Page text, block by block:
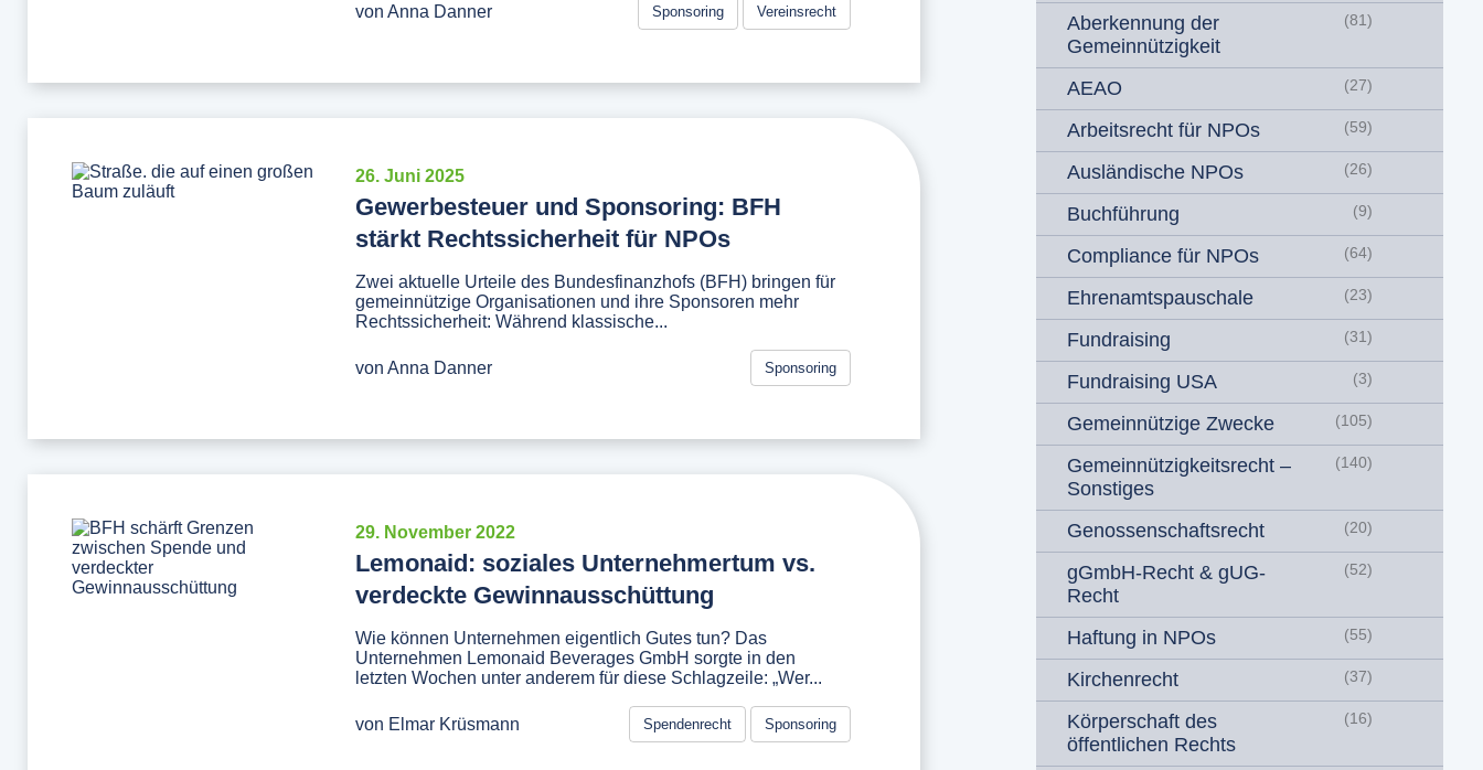
von Anna Danner Sponsoring Vereinsrecht
26. Juni 2025
Gewerbesteuer und Sponsoring: BFH
stärkt Rechtssicherheit für NPOs
Zwei aktuelle Urteile des Bundesfinanzhofs (BFH) bringen für
gemeinnützige Organisationen und ihre Sponsoren mehr
Rechtssicherheit: Während klassische...
von Anna Danner Sponsoring
29. November 2022
Lemonaid: soziales Unternehmertum vs.
verdeckte Gewinnausschüttung
Wie können Unternehmen eigentlich Gutes tun? Das
Unternehmen Lemonaid Beverages GmbH sorgte in den
letzten Wochen unter anderem für diese Schlagzeile: „Wer...
von Elmar Krüsmann Spendenrecht Sponsoring
Aberkennung der
Gemeinnützigkeit
(81)
AEAO (27)
Arbeitsrecht für NPOs (59)
Ausländische NPOs (26)
Buchführung (9)
Compliance für NPOs (64)
Ehrenamtspauschale (23)
Fundraising (31)
Fundraising USA (3)
Gemeinnützige Zwecke (105)
Gemeinnützigkeitsrecht –
Sonstiges
(140)
Genossenschaftsrecht (20)
gGmbH-Recht & gUG-
Recht
(52)
Haftung in NPOs (55)
Kirchenrecht (37)
Körperschaft des
öffentlichen Rechts
(16)